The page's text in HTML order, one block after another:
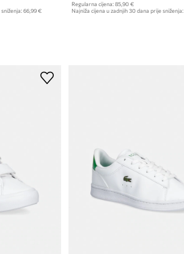
66,99 €
Regularna cijena: 85,90 €
Najniža cijena u zadnjih 30 dana prije sniženja: